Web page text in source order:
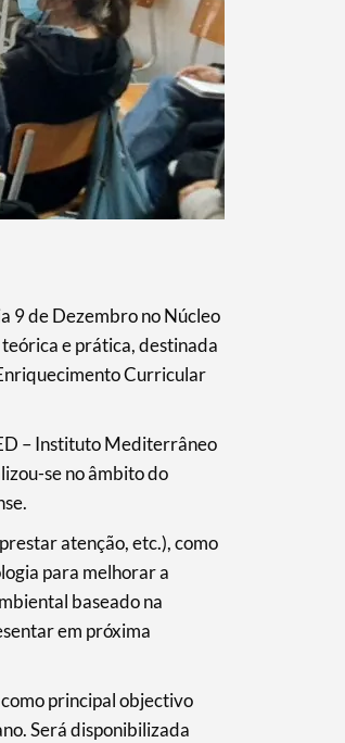
9 de Dezembro no Núcleo
e prática, destinada
Curricular
– Instituto Mediterrâneo
se no âmbito do
atenção, etc.), como
para melhorar a
baseado na
em próxima
principal objectivo
Será disponibilizada